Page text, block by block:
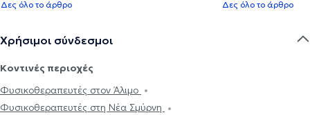
Δες όλο το άρθρο Δες όλο το άρθρο
Χρήσιμοι σύνδεσμοι
Κοντινές περιοχές
Φυσικοθεραπευτές στον Άλιμο
Φυσικοθεραπευτές στη Νέα Σμύρνη